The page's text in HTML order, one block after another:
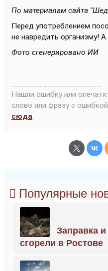
По материалам сайта
Перед употреблением
не навредить организму!
Фото сгенерировано ИИ
Нашли ошибку или
слово или фразу с
сюда.
Популярные
Заправка
сгорели в Ростове